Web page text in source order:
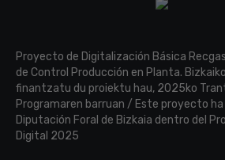
Proyecto de Digitalización Básica
de Control Producción en Planta.
finantzatu du proiektu hau, 2025ko
Programaren barruan / Este proyecto ha
Diputación Foral de Bizkaia dentro del
Digital 2025